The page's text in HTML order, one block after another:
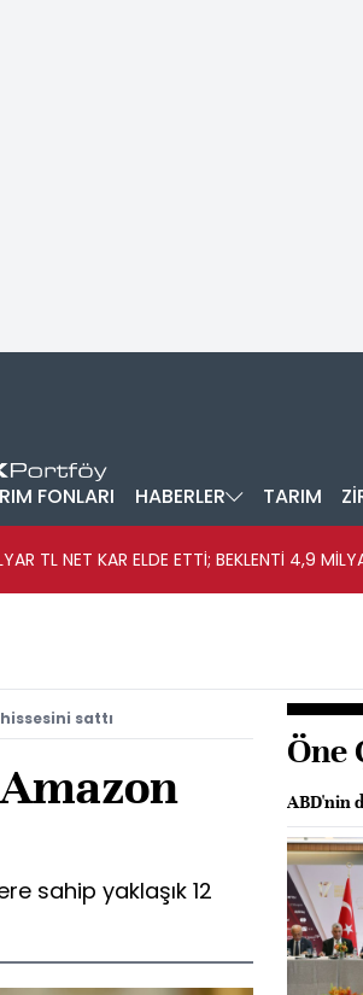
FONLARI HABERLER TARIM
TL NET KAR ELDE ETTİ; BEKLENTİ 4,9
sattı
sahip yaklaşık 12
Öne
ABD'nin